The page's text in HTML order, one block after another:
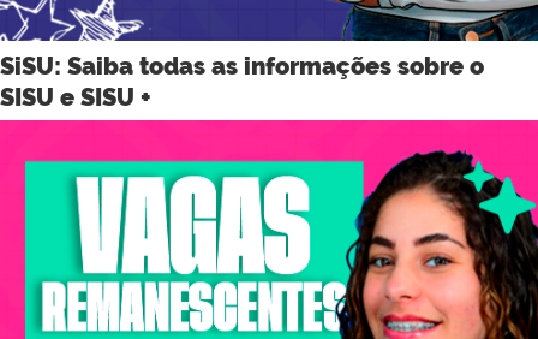
SiSU: Saiba todas as informações sobre o
SISU e SISU +